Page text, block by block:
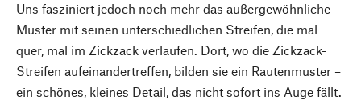
Uns fasziniert jedoch noch mehr das außergewöhnliche
Muster mit seinen unterschiedlichen Streifen, die mal
quer, mal im Zickzack verlaufen. Dort, wo die Zickzack-
Streifen aufeinandertreffen, bilden sie ein Rautenmuster –
ein schönes, kleines Detail, das nicht sofort ins Auge fällt.